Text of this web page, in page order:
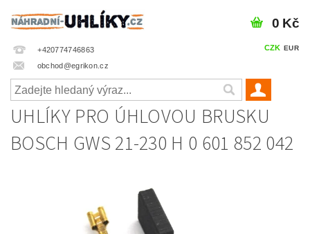
+420774746863
obchod@egrikon.cz
CZK EUR
0 Kč
UHLÍKY PRO ÚHLOVOU BRUSKU
BOSCH GWS 21-230 H 0 601 852 042